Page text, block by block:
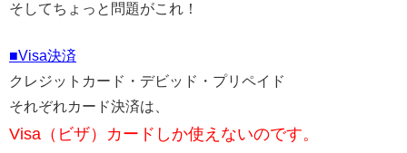
そしてちょっと問題がこれ！
■Visa決済
クレジットカード・デビッド・プリペイド
それぞれカード決済は、
Visa（ビザ）カードしか使えないのです。